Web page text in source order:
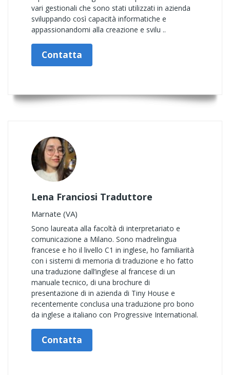
vari gestionali che sono stati utilizzati in azienda
sviluppando così capacità informatiche e
appassionandomi alla creazione e svilu ..
Contatta
Lena Franciosi Traduttore
Marnate (VA)
Sono laureata alla facoltà di interpretariato e
comunicazione a Milano. Sono madrelingua
francese e ho il livello C1 in inglese, ho familiarità
con i sistemi di memoria di traduzione e ho fatto
una traduzione dall’inglese al francese di un
manuale tecnico, di una brochure di
presentazione di in azienda di Tiny House e
recentemente conclusa una traduzione pro bono
da inglese a italiano con Progressive International.
Contatta